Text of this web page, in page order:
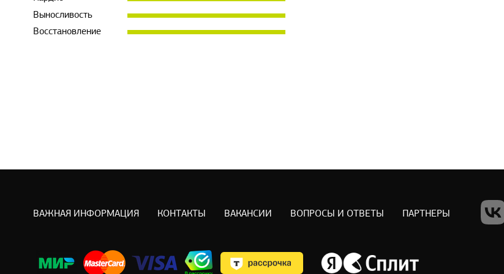
Выносливость
Восстановление
ВАЖНАЯ ИНФОРМАЦИЯ КОНТАКТЫ ВАКАНСИИ ВОПРОСЫ И ОТВЕТЫ ПАРТНЕРЫ